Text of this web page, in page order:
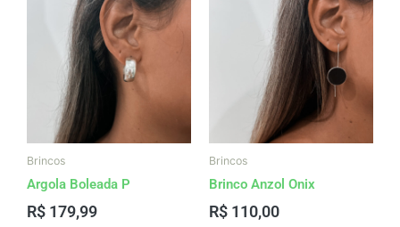
Brincos
Argola Boleada P
R$ 179,99
Brincos
Brinco Anzol Onix
R$ 110,00